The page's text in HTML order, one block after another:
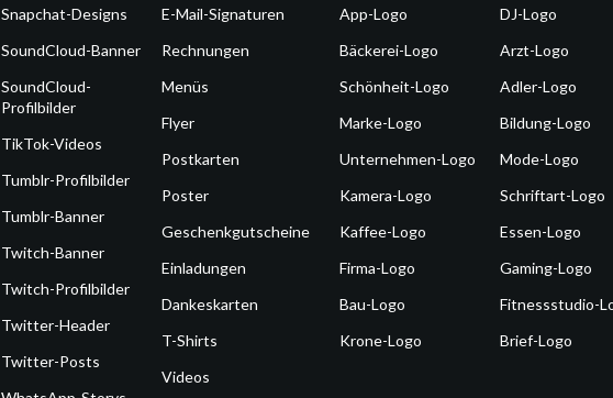
Snapchat-Designs
SoundCloud-Banner
SoundCloud-
Profilbilder
TikTok-Videos
Tumblr-Profilbilder
Tumblr-Banner
Twitch-Banner
Twitch-Profilbilder
Twitter-Header
Twitter-Posts
E-Mail-Signaturen
Rechnungen
Menüs
Flyer
Postkarten
Poster
Geschenkgutscheine
Einladungen
Dankeskarten
T-Shirts
Videos
App-Logo
Bäckerei-Logo
Schönheit-Logo
Marke-Logo
Unternehmen-Logo
Kamera-Logo
Kaffee-Logo
Firma-Logo
Bau-Logo
Krone-Logo
DJ-Logo
Arzt-Logo
Adler-Logo
Bildung-Logo
Mode-Logo
Schriftart-Logo
Essen-Logo
Gaming-Logo
Fitnessstudio-
Brief-Logo